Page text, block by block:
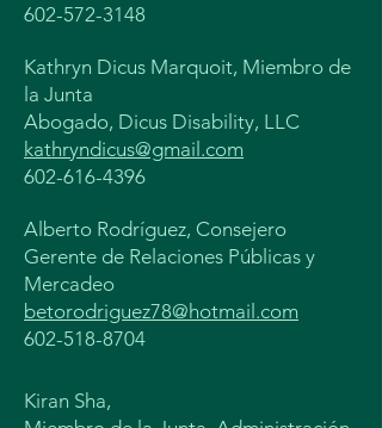
602-572-3148
Kathryn Dicus Marquoit, Miembro de
la Junta
Abogado, Dicus Disability, LLC
kathryndicus@gmail.com
602-616-4396
Alberto Rodríguez, Consejero
Gerente de Relaciones Públicas y
Mercadeo
betorodriguez78@hotmail.com
602-518-8704
Kiran Sha,